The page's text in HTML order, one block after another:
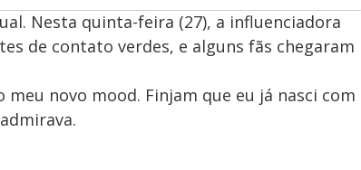
Nesta quinta-feira (27), a influenciadora
de contato verdes, e alguns fãs chegaram
meu novo mood. Finjam que eu já nasci com